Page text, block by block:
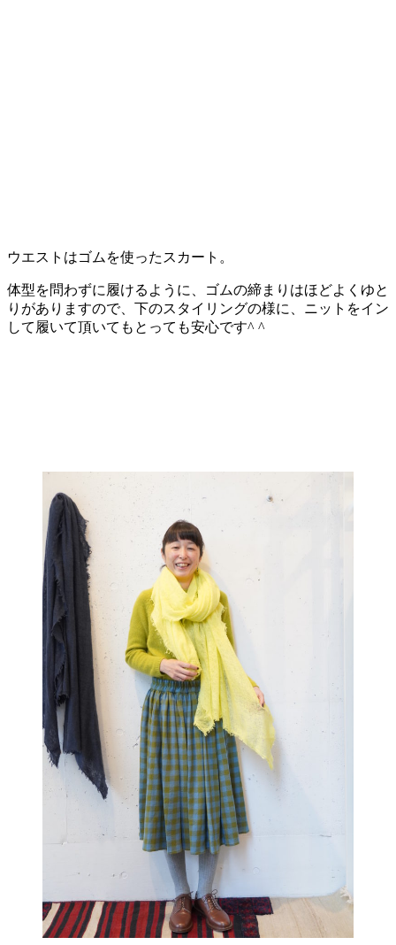
ウエストはゴムを使ったスカート。
体型を問わずに履けるように、ゴムの締まりはほどよくゆと
りがありますので、下のスタイリングの様に、ニットをイン
して履いて頂いてもとっても安心です^ ^